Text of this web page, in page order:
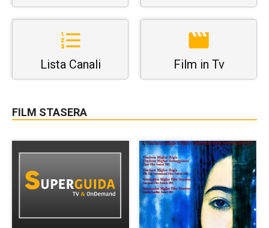
Lista Canali Film in Tv
FILM STASERA